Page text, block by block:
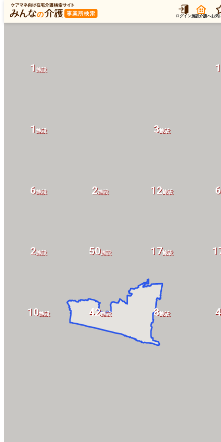
ログイン施設介護へお気
10施設 42施設 8施設 4
2施設 50施設 17施設
6施設 2施設 12施設 6
1 施設 3施設
1 施設 1
1施設 1